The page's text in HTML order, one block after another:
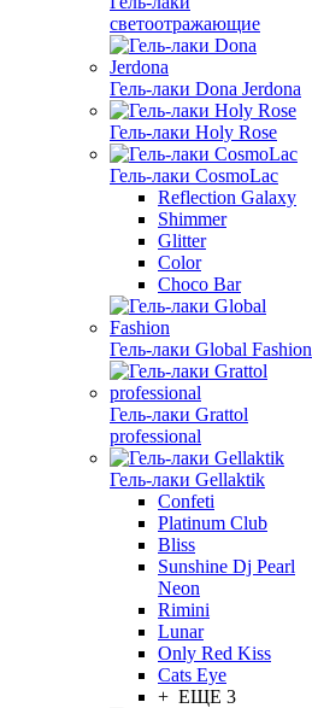
светоотражающие
Гель-лаки Dona Jerdona
Гель-лаки Holy Rose
Гель-лаки CosmoLac
Reflection Galaxy
Shimmer
Glitter
Color
Choco Bar
Гель-лаки Global Fashion
Гель-лаки Grattol
professional
Гель-лаки Gellaktik
Confeti
Platinum Club
Bliss
Sunshine Dj Pearl
Neon
Rimini
Lunar
Only Red Kiss
Cats Eye
+ ЕЩЕ 3